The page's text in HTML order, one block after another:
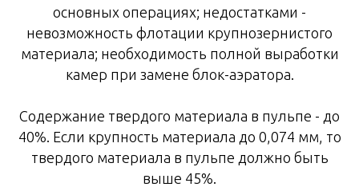
основных операциях; недостатками -
невозможность флотации крупнозернистого
материала; необходимость полной выработки
камер при замене блок-аэратора.
Содержание твердого материала в пульпе - до
40%. Если крупность материала до 0,074 мм, то
твердого материала в пульпе должно быть
выше 45%.